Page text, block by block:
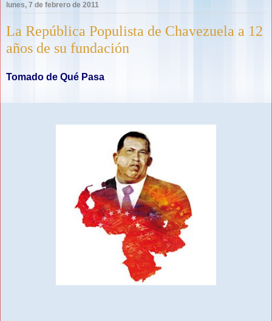
lunes, 7 de febrero de 2011
La República Populista de Chavezuela a 12
años de su fundación
Tomado de Qué Pasa